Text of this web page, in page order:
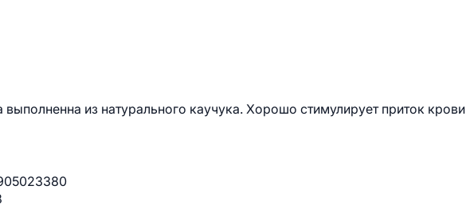
из натурального каучука. Хорошо стимулирует приток крови